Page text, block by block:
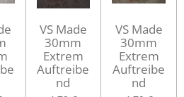
VS Made
30mm
Extrem
Auftreibe
nd
VS Made
30mm
Extrem
Auftreibe
nd